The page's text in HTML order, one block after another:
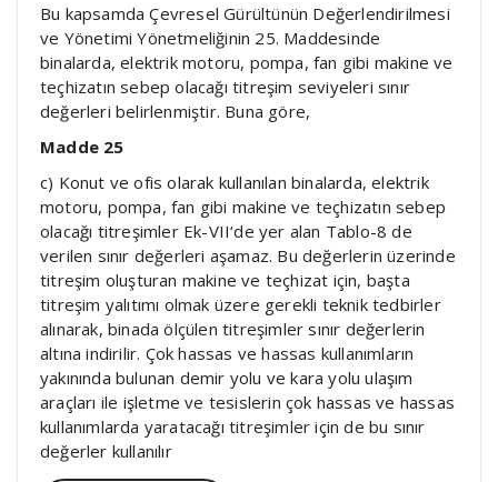
Bu kapsamda Çevresel Gürültünün Değerlendirilmesi
ve Yönetimi Yönetmeliğinin 25. Maddesinde
binalarda, elektrik motoru, pompa, fan gibi makine ve
teçhizatın sebep olacağı titreşim seviyeleri sınır
değerleri belirlenmiştir. Buna göre,
Madde 25
c) Konut ve ofis olarak kullanılan binalarda, elektrik
motoru, pompa, fan gibi makine ve teçhizatın sebep
olacağı titreşimler Ek-VII‘de yer alan Tablo-8 de
verilen sınır değerleri aşamaz. Bu değerlerin üzerinde
titreşim oluşturan makine ve teçhizat için, başta
titreşim yalıtımı olmak üzere gerekli teknik tedbirler
alınarak, binada ölçülen titreşimler sınır değerlerin
altına indirilir. Çok hassas ve hassas kullanımların
yakınında bulunan demir yolu ve kara yolu ulaşım
araçları ile işletme ve tesislerin çok hassas ve hassas
kullanımlarda yaratacağı titreşimler için de bu sınır
değerler kullanılır